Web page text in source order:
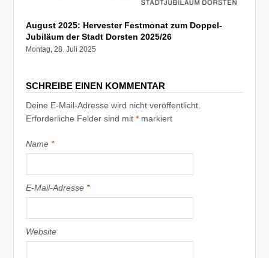
August 2025: Hervester Festmonat zum Doppel-
Jubiläum der Stadt Dorsten 2025/26
Montag, 28. Juli 2025
SCHREIBE EINEN KOMMENTAR
Deine E-Mail-Adresse wird nicht veröffentlicht.
Erforderliche Felder sind mit* markiert
Name *
E-Mail-Adresse *
Website